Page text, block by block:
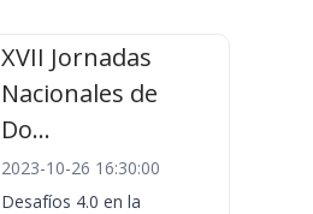
XVII Jornadas
Nacionales de
Do...
2023-10-26 16:30:00
Desafíos 4.0 en la